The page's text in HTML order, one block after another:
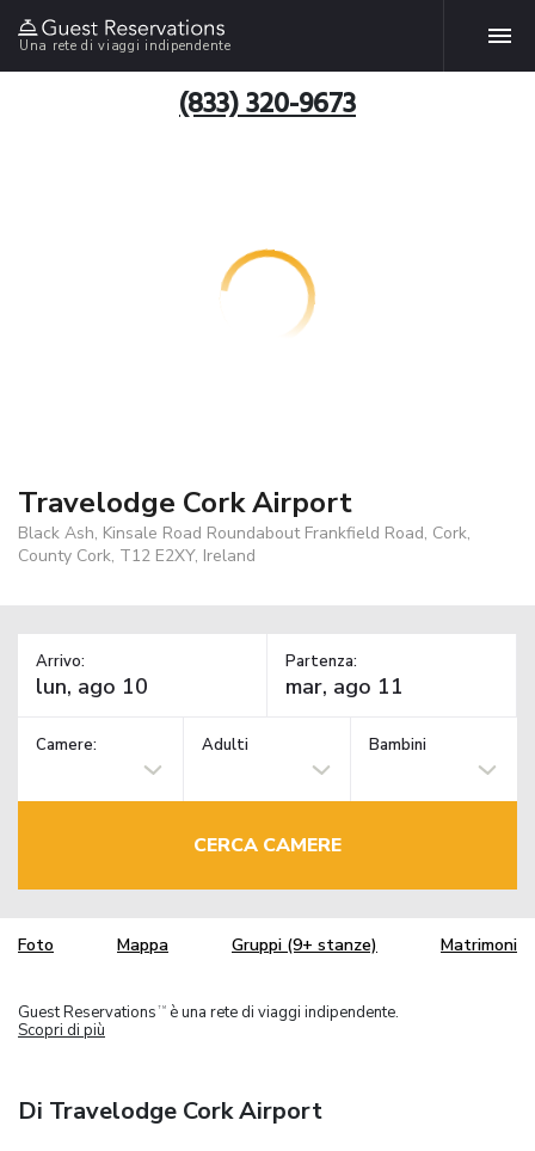
Una rete di viaggi indipendente
(833) 320-9673
Travelodge Cork Airport
Black Ash, Kinsale Road Roundabout Frankfield Road, Cork,
County Cork, T12 E2XY, Ireland
Arrivo: Partenza:
Camere: Adulti Bambini
CERCA CAMERE
Foto Mappa Gruppi (9+ stanze) Matrimoni
Guest Reservations TM
è una rete di viaggi indipendente.
Scopri di più
Di Travelodge Cork Airport